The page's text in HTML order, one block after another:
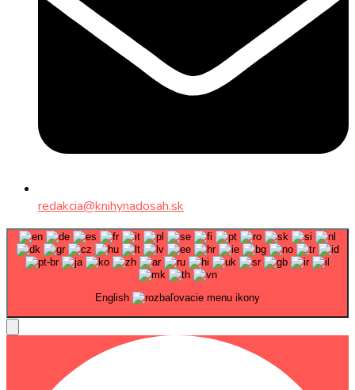
redakcia@knihynadosah.sk
English